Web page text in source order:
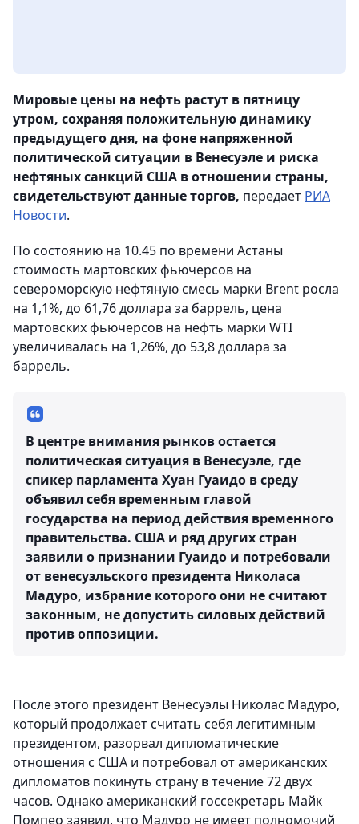
Мировые цены на нефть растут в пятницу
утром, сохраняя положительную динамику
предыдущего дня, на фоне напряженной
политической ситуации в Венесуэле и риска
нефтяных санкций США в отношении страны,
свидетельствуют данные торгов, передает РИА
Новости.
По состоянию на 10.45 по времени Астаны
стоимость мартовских фьючерсов на
североморскую нефтяную смесь марки Brent росла
на 1,1%, до 61,76 доллара за баррель, цена
мартовских фьючерсов на нефть марки WTI
увеличивалась на 1,26%, до 53,8 доллара за
баррель.
В центре внимания рынков остается
политическая ситуация в Венесуэле, где
спикер парламента Хуан Гуаидо в среду
объявил себя временным главой
государства на период действия временного
правительства. США и ряд других стран
заявили о признании Гуаидо и потребовали
от венесуэльского президента Николаса
Мадуро, избрание которого они не считают
законным, не допустить силовых действий
против оппозиции.
После этого президент Венесуэлы Николас Мадуро,
который продолжает считать себя легитимным
президентом, разорвал дипломатические
отношения с США и потребовал от американских
дипломатов покинуть страну в течение 72 двух
часов. Однако американский госсекретарь Майк
Помпео заявил, что Мадуро не имеет полномочий